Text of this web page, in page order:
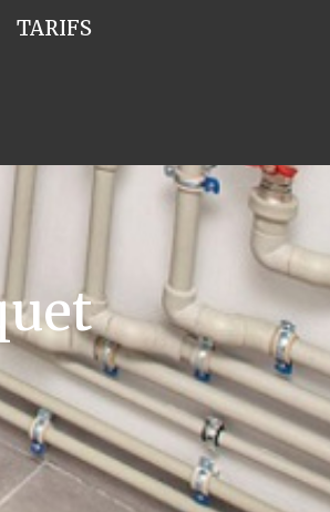
TARIFS